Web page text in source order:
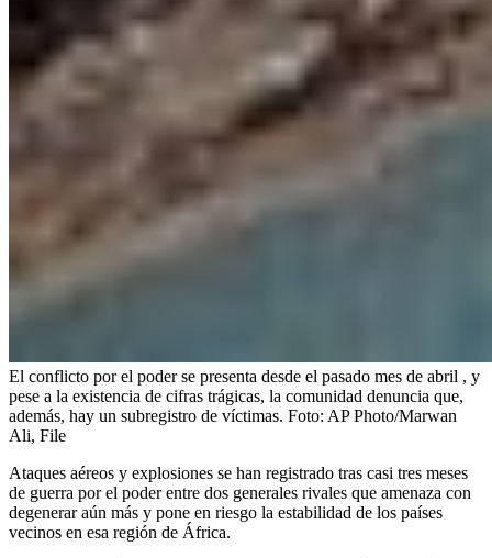
El conflicto por el poder se presenta desde el pasado mes de abril , y
pese a la existencia de cifras trágicas, la comunidad denuncia que,
además, hay un subregistro de víctimas. Foto: AP Photo/Marwan
Ali, File
Ataques aéreos y explosiones se han registrado tras casi tres meses
de guerra por el poder entre dos generales rivales que amenaza con
degenerar aún más y pone en riesgo la estabilidad de los países
vecinos en esa región de África.